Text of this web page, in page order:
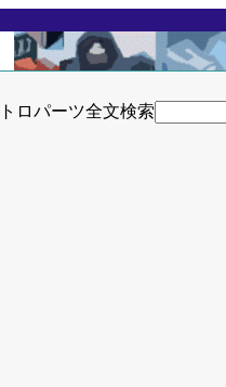
ロパーツ全文検索